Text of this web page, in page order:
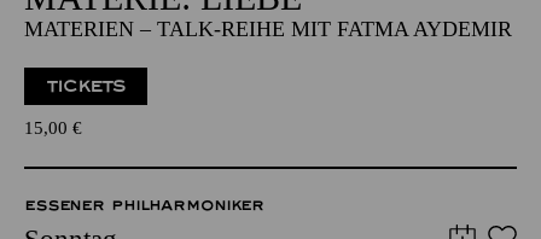
Café Central
MATERIE: LIEBE
MATERIEN – TALK-REIHE MIT FATMA AYDEMIR
15,00€